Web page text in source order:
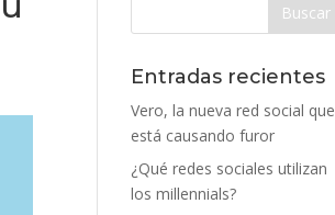
Entradas recientes
Vero, la nueva red social que
está causando furor
¿Qué redes sociales utilizan
los millennials?